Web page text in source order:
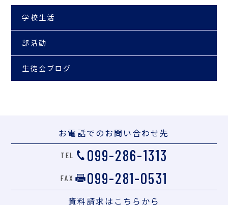
学校生活
部活動
生徒会ブログ
お電話でのお問い合わせ先
TEL 099-286-1313
FAX 099-281-0531
資料請求は こちらから